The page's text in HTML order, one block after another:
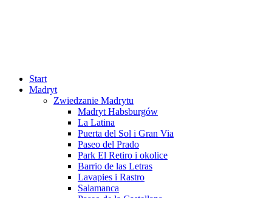
Start
Madryt
Zwiedzanie Madrytu
Madryt Habsburgów
La Latina
Puerta del Sol i Gran Via
Paseo del Prado
Park El Retiro i okolice
Barrio de las Letras
Lavapies i Rastro
Salamanca